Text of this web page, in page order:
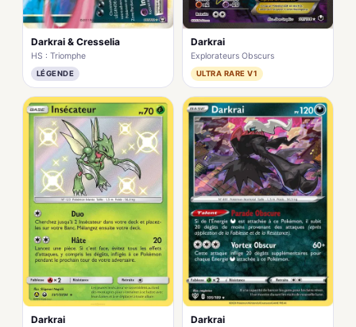
Darkrai & Cresselia
HS : Triomphe
LÉGENDE
Darkrai
Explorateurs Obscurs
ULTRA RARE V1
Darkrai Darkrai